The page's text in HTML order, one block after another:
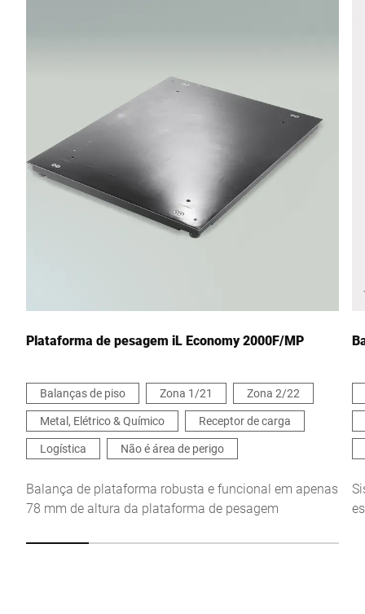
Cidade *
Confirmo que concordo com o uso dos meus dados para
processar essa solicitação Informações adicionais podem ser
encontradas no Declaração de proteção de dados
Anti-Robot Verification
FriendlyCaptcha ⇗
Plataforma de pesagem iL Economy 2000F/MP
Balanças de piso Zona 1/21
Zona 2/22
Metal, Elétrico & Químico
Receptor de carga
Logística
Não é área de perigo
Balança de plataforma robusta e funcional em apenas
78 mm de altura da plataforma de pesagem